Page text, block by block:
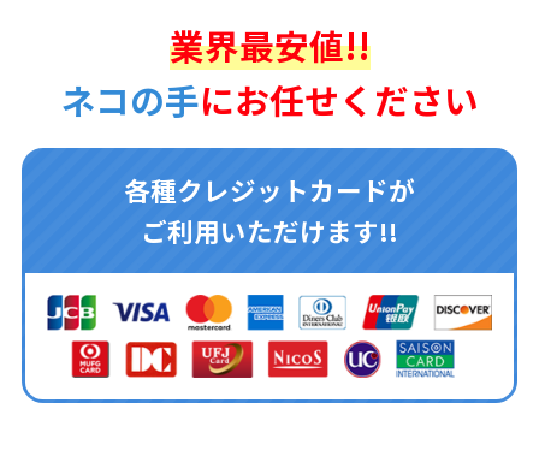
業界最安値!!
ネコの手にお任せください
各種クレジットカードが
ご利用いただけます!!